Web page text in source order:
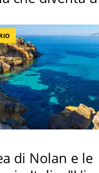
di Nolan e le